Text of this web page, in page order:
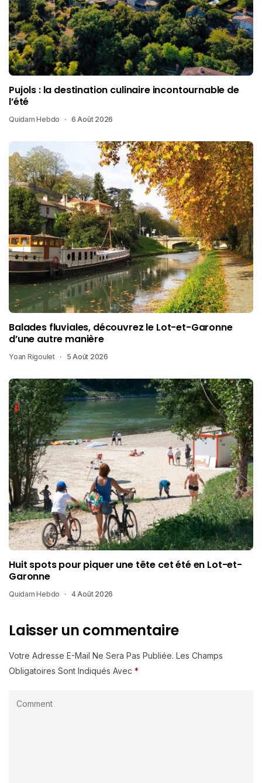
Pujols : la destination culinaire incontournable de
l’été
Quidam Hebdo 6 Août 2026
Balades fluviales, découvrez le Lot-et-Garonne
d’une autre manière
Yoan Rigoulet 5 Août 2026
Huit spots pour piquer une tête cet été en Lot-et-
Garonne
Quidam Hebdo 4 Août 2026
Laisser un commentaire
Votre Adresse E-Mail Ne Sera Pas Publiée. Les Champs
Obligatoires Sont Indiqués Avec *